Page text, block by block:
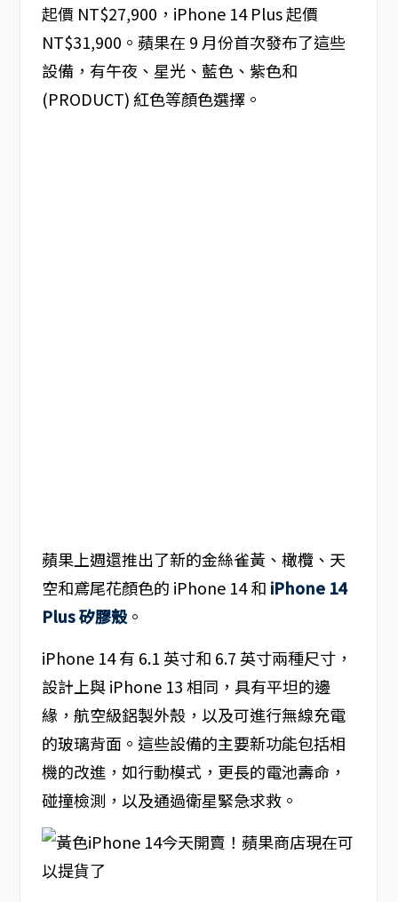
起價 NT$27,900，iPhone 14 Plus 起價
NT$31,900。蘋果在 9 月份首次發布了這些
設備，有午夜、星光、藍色、紫色和
(PRODUCT) 紅色等顏色選擇。
蘋果上週還推出了新的金絲雀黃、橄欖、天
空和鳶尾花顏色的 iPhone 14 和 iPhone 14
Plus 矽膠殼。
iPhone 14 有 6.1 英寸和 6.7 英寸兩種尺寸，
設計上與 iPhone 13 相同，具有平坦的邊
緣，航空級鋁製外殼，以及可進行無線充電
的玻璃背面。這些設備的主要新功能包括相
機的改進，如行動模式，更長的電池壽命，
碰撞檢測，以及通過衛星緊急求救。